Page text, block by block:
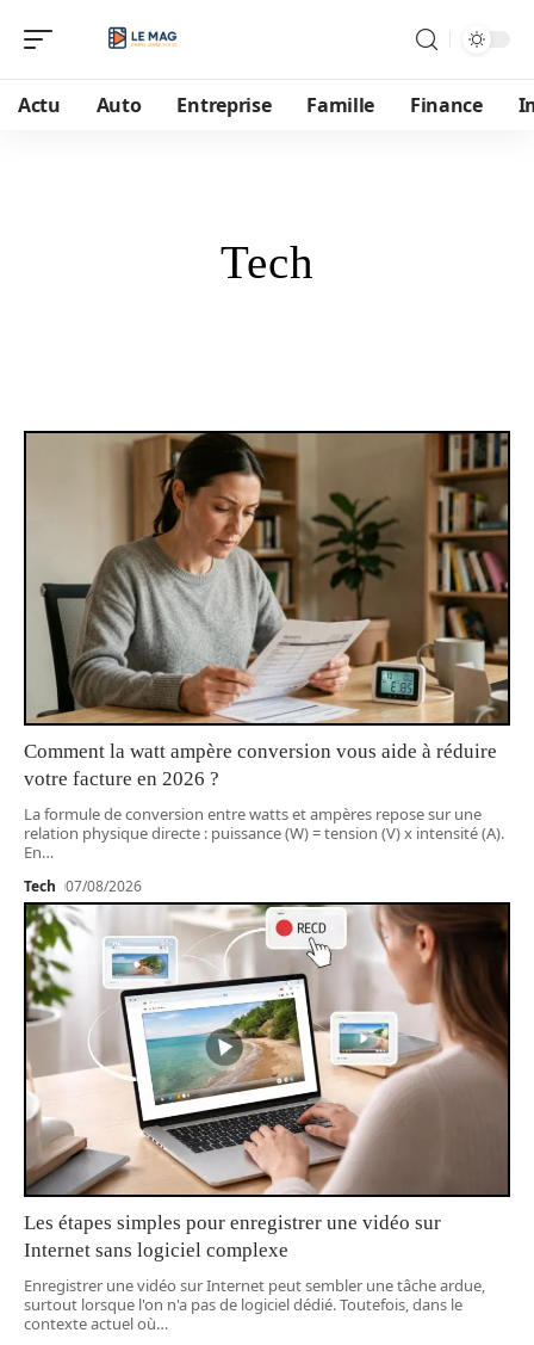
Actu Auto Entreprise Famille Finance
Tech
Comment la watt ampère conversion vous aide à réduire
votre facture en 2026 ?
La formule de conversion entre watts et ampères repose sur une
relation physique directe : puissance (W) = tension (V) x intensité (A).
En…
Tech 07/08/2026
Les étapes simples pour enregistrer une vidéo sur
Internet sans logiciel complexe
Enregistrer une vidéo sur Internet peut sembler une tâche ardue,
surtout lorsque l'on n'a pas de logiciel dédié. Toutefois, dans le
contexte actuel où…